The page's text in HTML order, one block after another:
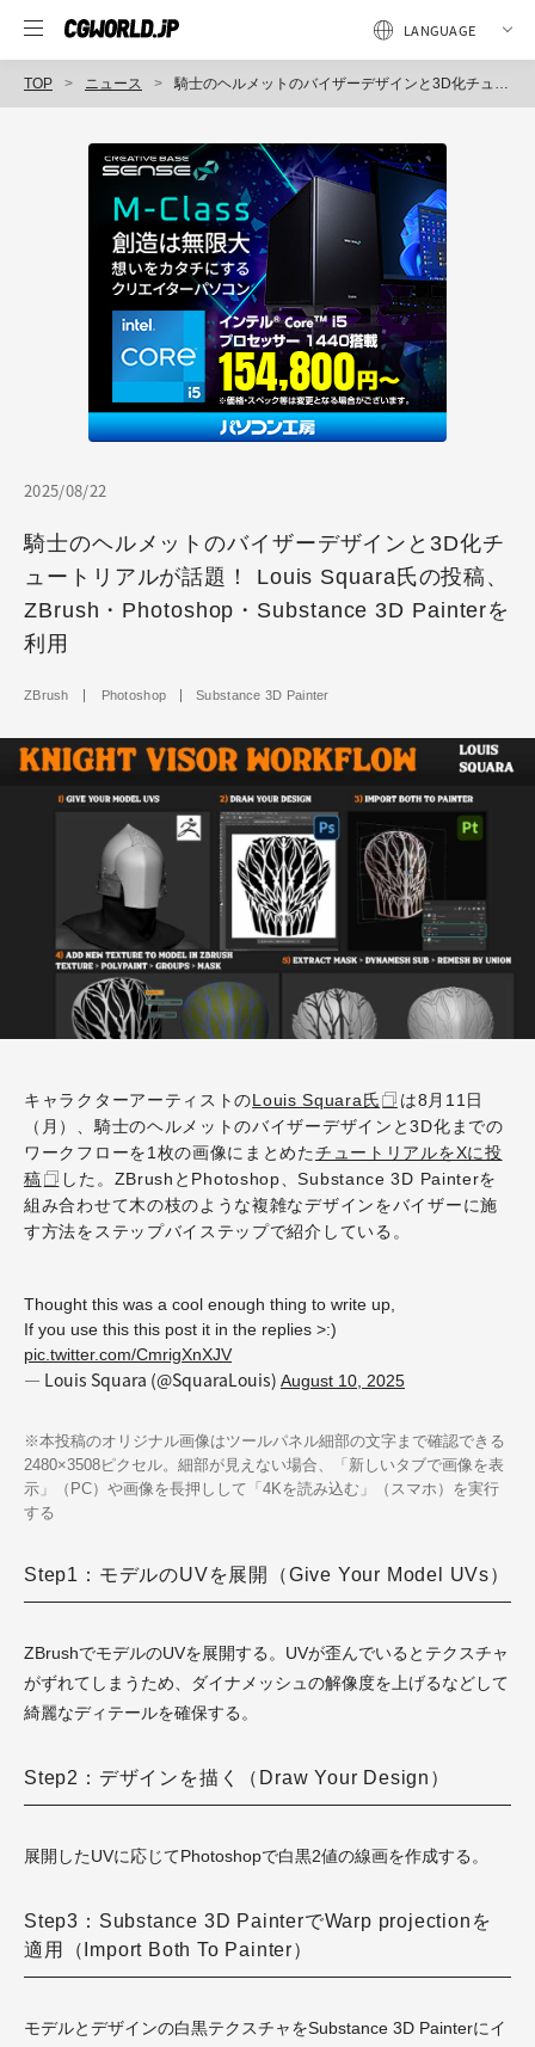
TOP ニュース 騎士のヘルメットのバイザーデザインと3D化チュートリアルが話題！ Louis Squara氏の投稿、ZBrush・Photoshop・Substance 3D Painterを利用
2025/08/22
騎士のヘルメットのバイザーデザインと3D化チ
ュートリアルが話題！ Louis Squara氏の投稿、
ZBrush・Photoshop・Substance 3D Painterを
利用
ZBrush Photoshop Substance 3D Painter
キャラクターアーティストのLouis Squara氏
は8月11日
（月）、騎士のヘルメットのバイザーデザインと3D化までの
ワークフローを1枚の画像にまとめたチュートリアルをXに投
稿
した。ZBrushとPhotoshop、Substance 3D Painterを
組み合わせて木の枝のような複雑なデザインをバイザーに施
す方法をステップバイステップで紹介している。
Thought this was a cool enough thing to write up,
If you use this this post it in the replies >:)
pic.twitter.com/CmrigXnXJV
— Louis Squara (@SquaraLouis) August 10, 2025
※本投稿のオリジナル画像はツールパネル細部の文字まで確認できる
2480×3508ピクセル。細部が見えない場合、「新しいタブで画像を表
示」（PC）や画像を長押しして「4Kを読み込む」（スマホ）を実行
する
Step1：モデルのUVを展開（Give Your Model UVs）
ZBrushでモデルのUVを展開する。UVが歪んでいるとテクスチャ
がずれてしまうため、ダイナメッシュの解像度を上げるなどして
綺麗なディテールを確保する。
Step2：デザインを描く（Draw Your Design）
展開したUVに応じてPhotoshopで白黒2値の線画を作成する。
Step3：Substance 3D PainterでWarp projectionを
適用（Import Both To Painter）
モデルとデザインの白黒テクスチャをSubstance 3D Painterにイ